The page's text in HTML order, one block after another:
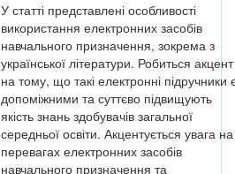
У статті представлені особливості
використання електронних засобів
навчального призначення, зокрема з
української літератури. Робиться акцент
на тому, що такі електронні підручники
допоміжними та суттєво підвищують
якість знань здобувачів загальної
середньої освіти. Акцентується увага на
перевагах електронних засобів
навчального призначення та